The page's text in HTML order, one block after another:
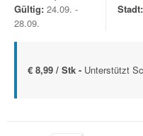
Gültig: 24.09. -
28.09.
Stadt:
€ 8,99 / Stk - Unterstützt